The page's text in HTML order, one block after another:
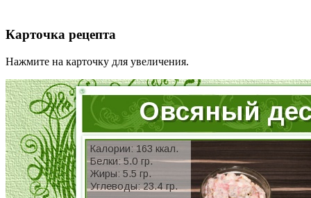
Карточка рецепта
Нажмите на карточку для увеличения.